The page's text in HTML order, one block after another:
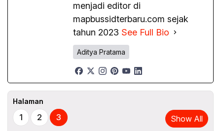
menjadi editor di
mapbussidterbaru.com sejak
tahun 2023 See Full Bio
Aditya Pratama
Halaman
1 2 3 Show All